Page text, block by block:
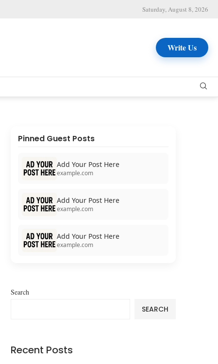
Saturday, August 8, 2026
Write Us
Pinned Guest Posts
Add Your Post Here
example.com
Add Your Post Here
example.com
Add Your Post Here
example.com
Search
SEARCH
Recent Posts